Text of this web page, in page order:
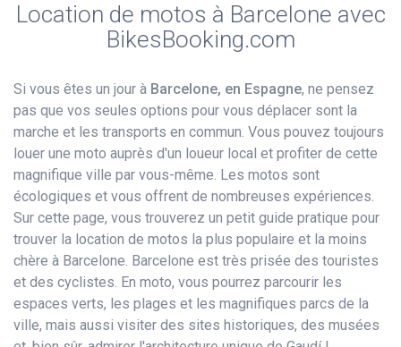
Location de motos à Barcelone avec
BikesBooking.com
Si vous êtes un jour à Barcelone, en Espagne, ne pensez
pas que vos seules options pour vous déplacer sont la
marche et les transports en commun. Vous pouvez toujours
louer une moto auprès d'un loueur local et profiter de cette
magnifique ville par vous-même. Les motos sont
écologiques et vous offrent de nombreuses expériences.
Sur cette page, vous trouverez un petit guide pratique pour
trouver la location de motos la plus populaire et la moins
chère à Barcelone. Barcelone est très prisée des touristes
et des cyclistes. En moto, vous pourrez parcourir les
espaces verts, les plages et les magnifiques parcs de la
ville, mais aussi visiter des sites historiques, des musées